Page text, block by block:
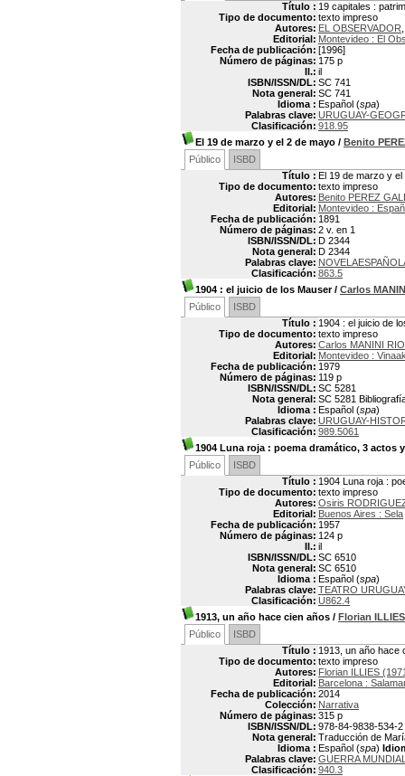
Título : 19 capitales :
Tipo de documento: texto impreso
Autores: EL OBSERVADOR
Editorial: Montevideo : El
Fecha de publicación: [1996]
Número de páginas: 175 p
Il.: il
ISBN/ISSN/DL: SC 741
Nota general: SC 741
Idioma : Español (spa)
Palabras clave: URUGUAY-
Clasificación: 918.95
El 19 de marzo y el 2 de mayo / Benito
Público
ISBD
Título : El 19 de marzo y el
Tipo de documento: texto impreso
Autores: Benito PEREZ
Editorial: Montevideo :
Fecha de publicación: 1891
Número de páginas: 2 v. en 1
ISBN/ISSN/DL: D 2344
Nota general: D 2344
Palabras clave:
Clasificación: 863.5
1904 : el juicio de los Mauser/ Carlos
Público
ISBD
Título : 1904 : el juicio de
Tipo de documento: texto impreso
Autores: Carlos MANINI
Editorial: Montevideo :
Fecha de publicación: 1979
Número de páginas: 119 p
ISBN/ISSN/DL: SC 5281
Nota general: SC 5281
Idioma : Español (spa)
Palabras clave: URUGUAY-
Clasificación: 989.5061
1904 Luna roja : poema dramático, 3 actos
Público
ISBD
Título : 1904 Luna roja :
Tipo de documento: texto impreso
Autores: Osiris
Editorial: Buenos Aires : Sela
Fecha de publicación: 1957
Número de páginas: 124 p
Il.: il
ISBN/ISSN/DL: SC 6510
Nota general: SC 6510
Idioma : Español (spa)
Palabras clave: TEATRO
Clasificación: U862.4
1913, un año hace cien años / Florian ILLIES
Público
ISBD
Título : 1913, un año hace
Tipo de documento: texto impreso
Autores: Florian ILLIES
Editorial: Barcelona :
Fecha de publicación: 2014
Colección: Narrativa
Número de páginas: 315 p
ISBN/ISSN/DL: 978-84-9838-534-2
Nota general: Traducción de
Idioma : Español (spa)
Palabras clave: GUERRA
Clasificación: 940.3